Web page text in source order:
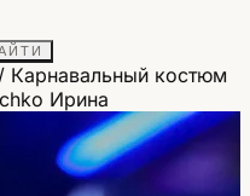
/ Карнавальный костюм
Ирина